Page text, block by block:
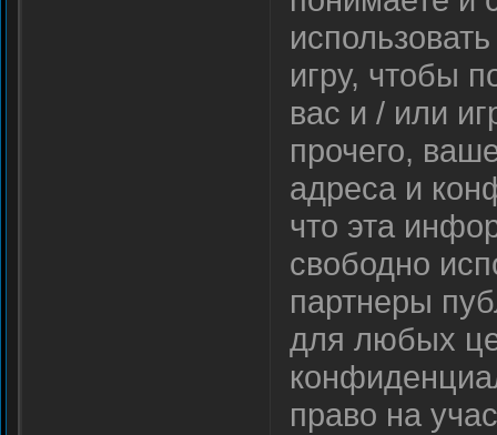
игру, чтобы
вас и / или
прочего,
адреса и
что эта
свободно
партнеры
для любых
право на